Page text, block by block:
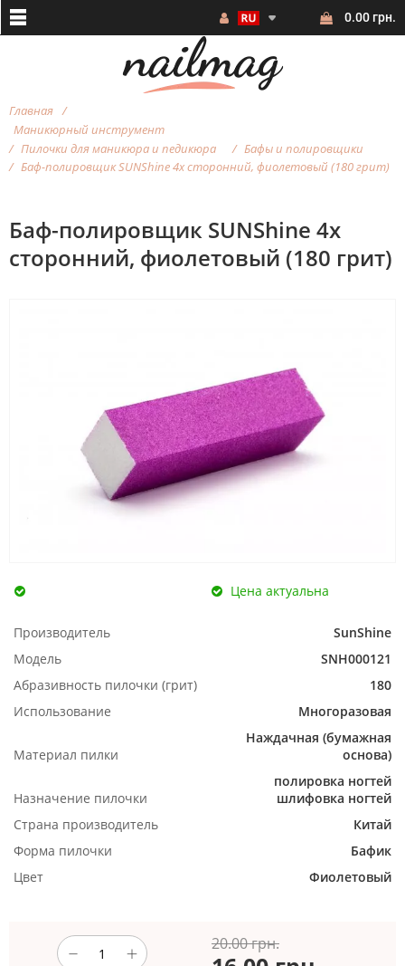
0.00 грн.
Главная
Маникюрный инструмент
Пилочки для маникюра и педикюра
Бафы и полировщики
Баф-полировщик SUNShine 4х сторонний, фиолетовый (180 грит)
Баф-полировщик SUNShine 4х
сторонний, фиолетовый (180 грит)
Цена актуальна
Производитель
SunShine
Модель
SNH000121
Абразивность пилочки (грит)
180
Использование
Многоразовая
Материал пилки
Наждачная (бумажная
основа)
Назначение пилочки
полировка ногтей
шлифовка ногтей
Страна производитель
Китай
Форма пилочки
Бафик
Цвет
Фиолетовый
20.00 грн.